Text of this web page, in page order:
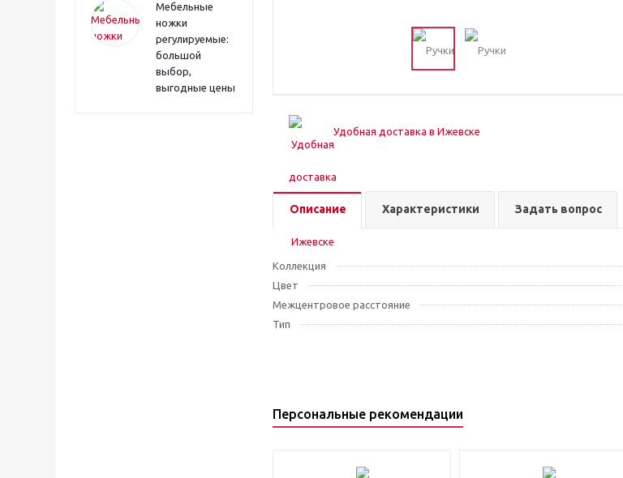
Мебельные
ножки
регулируемые:
большой
выбор,
выгодные цены
Удобная доставка в Ижевске
Описание Характеристики Задать вопрос
Коллекция
Цвет
Межцентровое расстояние
Тип
Персональные рекомендации